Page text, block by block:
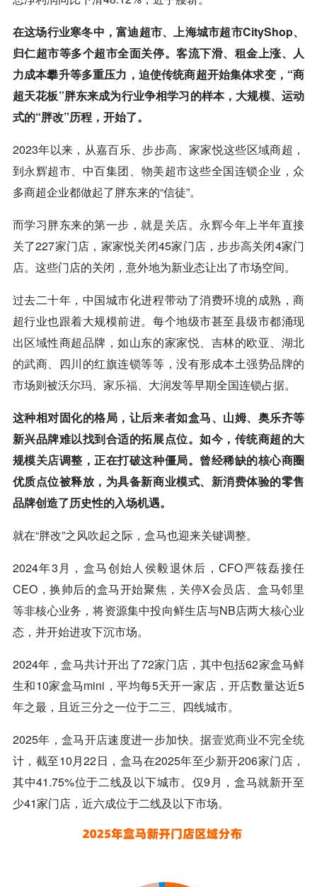
在这场行业寒冬中，富迪超市、上海城市超市CityShop、
归仁超市等多个超市全面关停。客流下滑、租金上涨、人
力成本攀升等多重压力，迫使传统商超开始集体求变，“商
超天花板”胖东来成为行业争相学习的样本，大规模、运动
式的“胖改”历程，开始了。
2023年以来，从嘉百乐、步步高、家家悦这些区域商超，
到永辉超市、中百集团、 物美超市这些全国连锁企业，众
多商超企业都做起了胖东来的“信徒”。
而学习胖东来的第一步，就是关店。 永辉今年上半年直接
关了227家门店，家家悦关闭45家门店，步步高关闭4家门
店。这些门店的关闭，意外地为新业态让出了市场空间。
过去二十年，中国城市化进程带动了消费环境的成熟，商
超行业也跟着大规模前进。每个地级市甚至县级市都涌现
出区域性商超品牌，如山东的家家悦、吉林的欧亚、湖北
的武商、四川的红旗连锁等等，没有形成本土强势品牌的
市场则被沃尔玛、 家乐福、大润发等早期全国连锁占据。
这种相对固化的格局，让后来者如盒马、山姆、奥乐齐等
新兴品牌难以找到合适的拓展点位。如今，传统商超的大
规模关店调整，正在打破这种僵局。曾经稀缺的核心商圈
优质点位被释放，为具备新商业模式、 新消费体验的零售
品牌创造了历史性的入场机遇。
就在“胖改”之风吹起之际，盒马也迎来关键调整。
2024年3月，盒马创始人侯毅退休后，CFO严筱磊接任
CEO，换帅后的盒马开始聚焦，关停X会员店、盒马邻里
等非核心业务，将资源集中投向鲜生店与NB店两大核心业
态，并开始进攻下沉市场。
2024年，盒马共计开出了72家门店，其中包括62家盒马鲜
生和10家盒马mini，平均每5天开一家店， 开店数量达近5
年之最，且近三分之一位于二三、四线城市。
2025年，盒马开店速度进一步加快。据壹览商业不完全统
计，截至10月22日，盒马在2025年至少新开206家门店，
其中41.75%位于二线及以下城市。仅9月，盒马就新开至
少41家门店，近六成位于二线及以下市场。